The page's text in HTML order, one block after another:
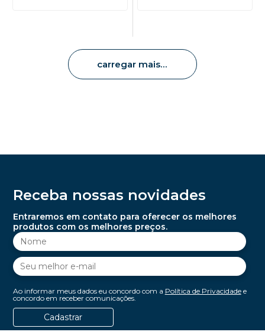
carregar mais
Receba nossas novidades
Entraremos em contato para oferecer os melhores
produtos com os melhores preços.
Ao informar meus dados eu concordo com a Política de Privacidadee
concordo em receber comunicações.
Cadastrar